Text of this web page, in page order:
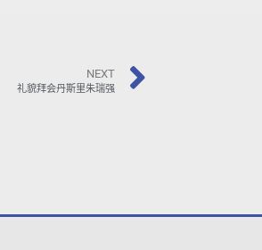
NEXT
礼貌拜会丹斯里朱瑞强